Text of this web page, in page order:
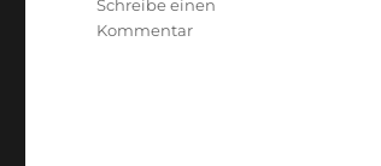
Schreibe einen
Kommentarzu